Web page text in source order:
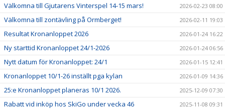
Välkomna till Gjutarens Vinterspel 14-15 mars! 2026-02-23 08:00
Välkomna till zontävling på Ormberget! 2026-02-11 19:03
Resultat Kronanloppet 2026 2026-01-24 16:22
Ny starttid Kronanloppet 24/1-2026 2026-01-24 06:56
Nytt datum för Kronanloppet: 24/1 2026-01-15 12:41
Kronanloppet 10/1-26 inställt pga kylan 2026-01-09 14:36
25:e Kronanloppet planeras 10/1 2026. 2025-12-09 07:30
Rabatt vid inköp hos SkiGo under vecka 46 2025-11-08 09:31